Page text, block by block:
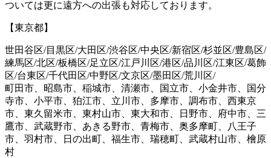
ついては更に遠方への出張も対応しております。
【東京都】
世田谷区/目黒区/大田区/渋谷区/中央区/新宿区/杉並区/豊島区/
練馬区/北区/板橋区/足立区/江戸川区/港区/品川区/江東区/葛飾
区/台東区/千代田区/中野区/文京区/墨田区/荒川区/
町田市、昭島市、稲城市、清瀬市、国立市、小金井市、国分
寺市、小平市、狛江市、立川市、多摩市、調布市、西東京
市、東久留米市、東村山市、東大和市、日野市、府中市、三
鷹市、武蔵野市、あきる野市、青梅市、奥多摩町、八王子
市、羽村市、日の出町、福生市、瑞穂町、武蔵村山市、檜原
村